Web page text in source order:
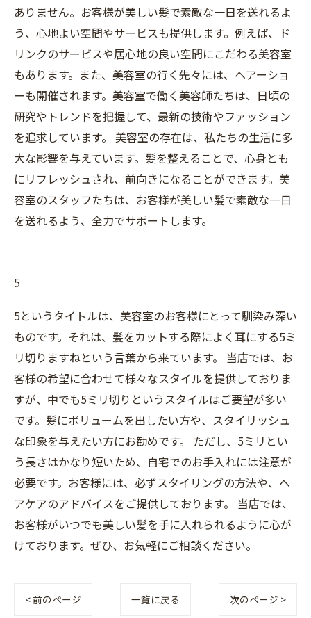
ありません。お客様が美しい髪で素敵な一日を送れるよ
う、心地よい空間やサービスも提供します。例えば、ド
リンクのサービスや居心地の良い空間にこだわる美容室
もあります。また、美容室の行く先々には、ヘアーショ
ーも開催されます。美容室で働く美容師たちは、日頃の
研究やトレンドを把握して、最新の技術やファッション
を追求しています。 美容室の存在は、私たちの生活に多
大な影響を与えています。髪を整えることで、心身とも
にリフレッシュされ、前向きになることができます。美
容室のスタッフたちは、お客様が美しい髪で素敵な一日
を送れるよう、全力でサポートします。
5
5というタイトルは、美容室のお客様にとって馴染み深い
ものです。それは、髪をカットする際によく耳にする5ミ
リ切りますねという言葉から来ています。 当店では、お
客様の希望に合わせて様々なスタイルを提供しておりま
すが、中でも5ミリ切りというスタイルはご要望が多い
です。髪にボリュームを出したい方や、スタイリッシュ
な印象を与えたい方にお勧めです。 ただし、5ミリとい
う長さはかなり短いため、自宅でのお手入れには注意が
必要です。お客様には、必ずスタイリングの方法や、ヘ
アケアのアドバイスをご提供しております。 当店では、
お客様がいつでも美しい髪を手に入れられるように心が
けております。ぜひ、お気軽にご相談ください。
< 前のページ 一覧に戻る 次のページ >